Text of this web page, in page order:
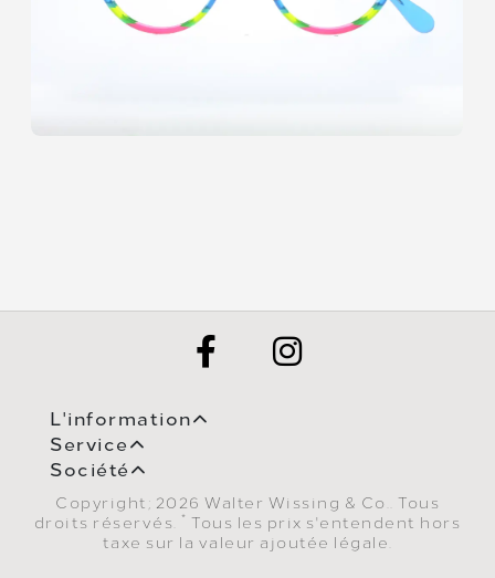
L'information
Service
Société
Copyright; 2026 Walter Wissing & Co.. Tous
droits réservés.
* Tous les prix s'entendent hors
taxe sur la valeur ajoutée légale.